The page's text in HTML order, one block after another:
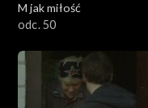
M jak miłość
odc. 50